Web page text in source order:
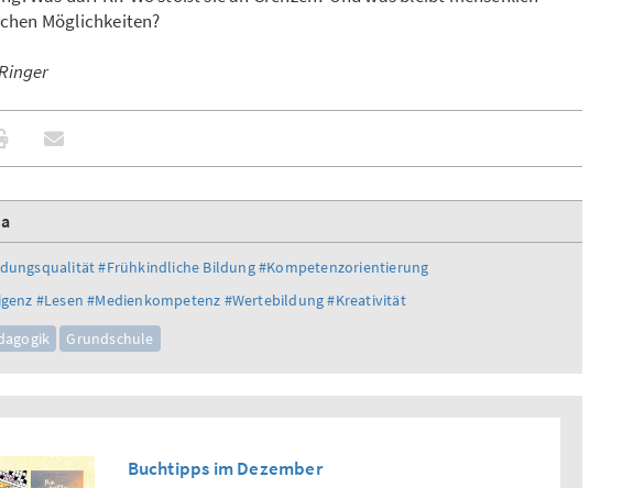
Möglichkeiten?
#Frühkindliche Bildung#Kompetenzorientierung
#Lesen #Medienkompetenz #Wertebildung#Kreativität
Grundschule
Buchtipps im Dezember